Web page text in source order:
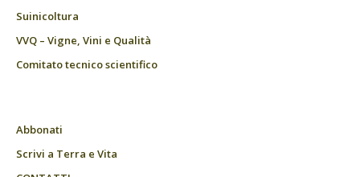
Suinicoltura
VVQ – Vigne, Vini e Qualità
Comitato tecnico scientifico
Abbonati
Scrivi a Terra e Vita